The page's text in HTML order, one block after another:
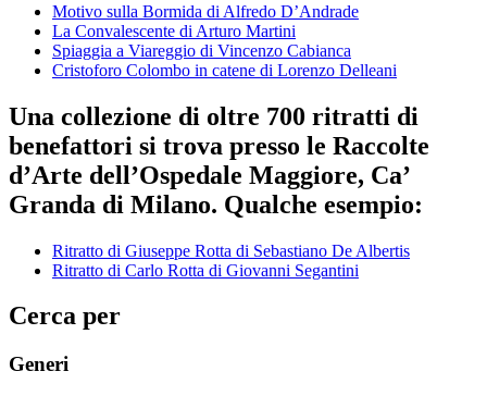
Motivo sulla Bormida di Alfredo D’Andrade
La Convalescente di Arturo Martini
Spiaggia a Viareggio di Vincenzo Cabianca
Cristoforo Colombo in catene di Lorenzo Delleani
Una collezione di oltre 700 ritratti di
benefattori si trova presso le Raccolte
d’Arte dell’Ospedale Maggiore, Ca’
Granda di Milano. Qualche esempio:
Ritratto di Giuseppe Rotta di Sebastiano De Albertis
Ritratto di Carlo Rotta di Giovanni Segantini
Cerca per
Generi